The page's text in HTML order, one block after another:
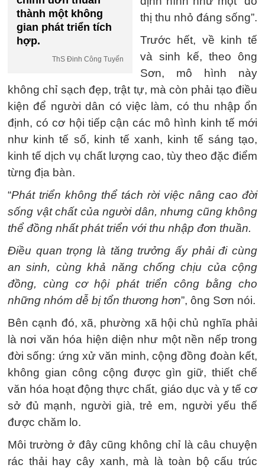
thành một không
gian phát triển tích
hợp.
ThS Đinh Công Tuyến
thị thu nhỏ đáng sống”.
Trước hết, về kinh tế
và sinh kế, theo ông
Sơn, mô hình này
không chỉ sạch đẹp, trật tự, mà còn phải tạo điều
kiện để người dân có việc làm, có thu nhập ổn
định, có cơ hội tiếp cận các mô hình kinh tế mới
như kinh tế số, kinh tế xanh, kinh tế sáng tạo,
kinh tế dịch vụ chất lượng cao, tùy theo đặc điểm
từng địa bàn.
“Phát triển không thể tách rời việc nâng cao đời
sống vật chất của người dân, nhưng cũng không
thể đồng nhất phát triển với thu nhập đơn thuần.
Điều quan trọng là tăng trưởng ấy phải đi cùng
an sinh, cùng khả năng chống chịu của cộng
đồng, cùng cơ hội phát triển công bằng cho
những nhóm dễ bị tổn thương hơn”, ông Sơn nói.
Bên cạnh đó, xã, phường xã hội chủ nghĩa phải
là nơi văn hóa hiện diện như một nền nếp trong
đời sống: ứng xử văn minh, cộng đồng đoàn kết,
không gian công cộng được gìn giữ, thiết chế
văn hóa hoạt động thực chất, giáo dục và y tế cơ
sở đủ mạnh, người già, trẻ em, người yếu thế
được chăm lo.
Môi trường ở đây cũng không chỉ là câu chuyện
rác thải hay cây xanh, mà là toàn bộ cấu trúc